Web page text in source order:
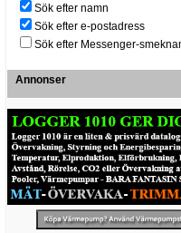
Sök efter namn
Sök efter e-postadress
Sök efter Messenger-
Annonser